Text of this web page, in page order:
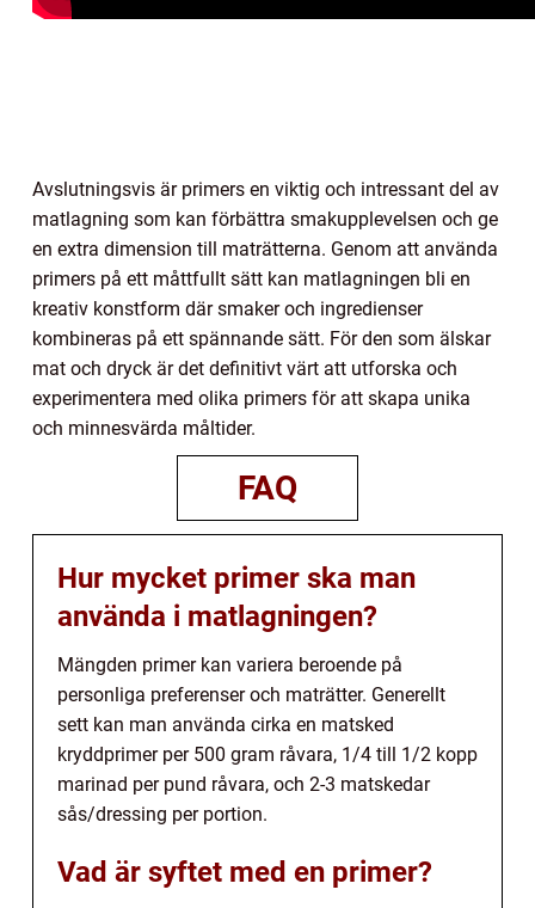
Avslutningsvis är primers en viktig och intressant del av
matlagning som kan förbättra smakupplevelsen och ge
en extra dimension till maträtterna. Genom att använda
primers på ett måttfullt sätt kan matlagningen bli en
kreativ konstform där smaker och ingredienser
kombineras på ett spännande sätt. För den som älskar
mat och dryck är det definitivt värt att utforska och
experimentera med olika primers för att skapa unika
och minnesvärda måltider.
FAQ
Hur mycket primer ska man
använda i matlagningen?
Mängden primer kan variera beroende på
personliga preferenser och maträtter. Generellt
sett kan man använda cirka en matsked
kryddprimer per 500 gram råvara, 1/4 till 1/2 kopp
marinad per pund råvara, och 2-3 matskedar
sås/dressing per portion.
Vad är syftet med en primer?